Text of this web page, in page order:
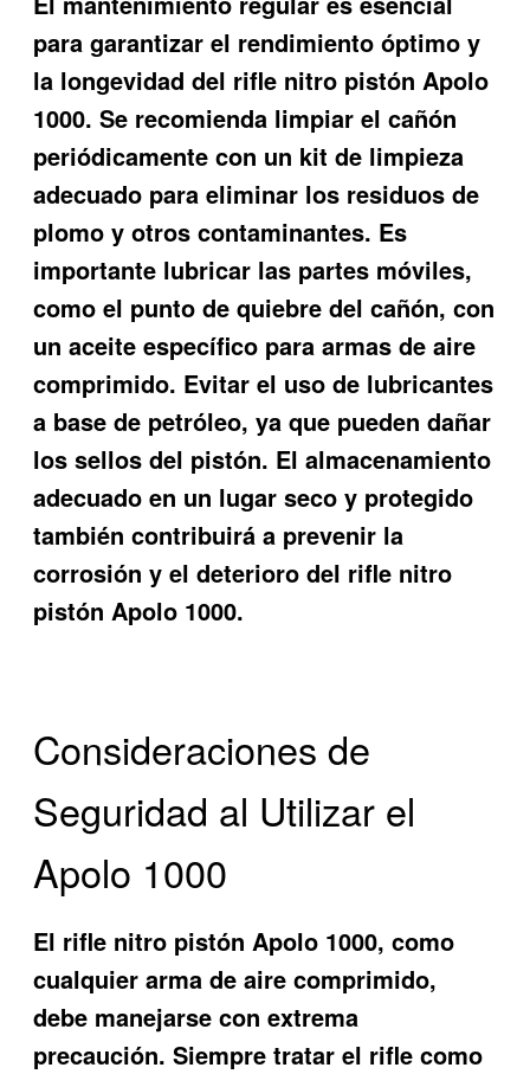
para garantizar el rendimiento óptimo y
la longevidad del rifle nitro pistón Apolo
1000. Se recomienda limpiar el cañón
periódicamente con un kit de limpieza
adecuado para eliminar los residuos de
plomo y otros contaminantes. Es
importante lubricar las partes móviles,
como el punto de quiebre del cañón, con
un aceite específico para armas de aire
comprimido. Evitar el uso de lubricantes
a base de petróleo, ya que pueden dañar
los sellos del pistón. El almacenamiento
adecuado en un lugar seco y protegido
también contribuirá a prevenir la
corrosión y el deterioro del rifle nitro
pistón Apolo 1000.
Consideraciones de
Seguridad al Utilizar el
Apolo 1000
El rifle nitro pistón Apolo 1000, como
cualquier arma de aire comprimido,
debe manejarse con extrema
precaución. Siempre tratar el rifle como